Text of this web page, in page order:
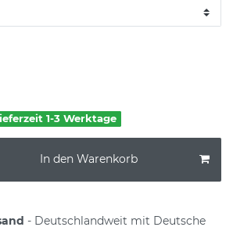
1-3 Werktage
In den Warenkorb
- Deutschlandweit mit Deutsche